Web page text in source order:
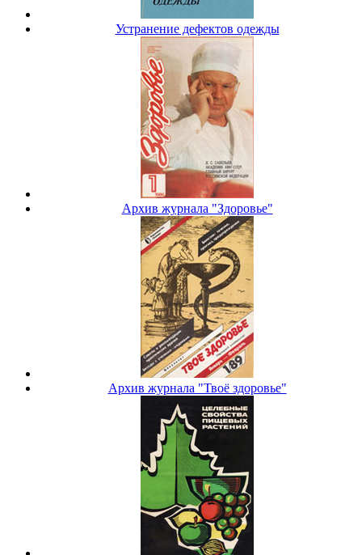
Устранение дефектов одежды
Архив журнала "Здоровье"
Архив журнала "Твоё здоровье"